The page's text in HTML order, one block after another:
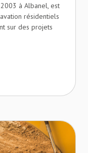
à Albanel, est
résidentiels
sur des projets